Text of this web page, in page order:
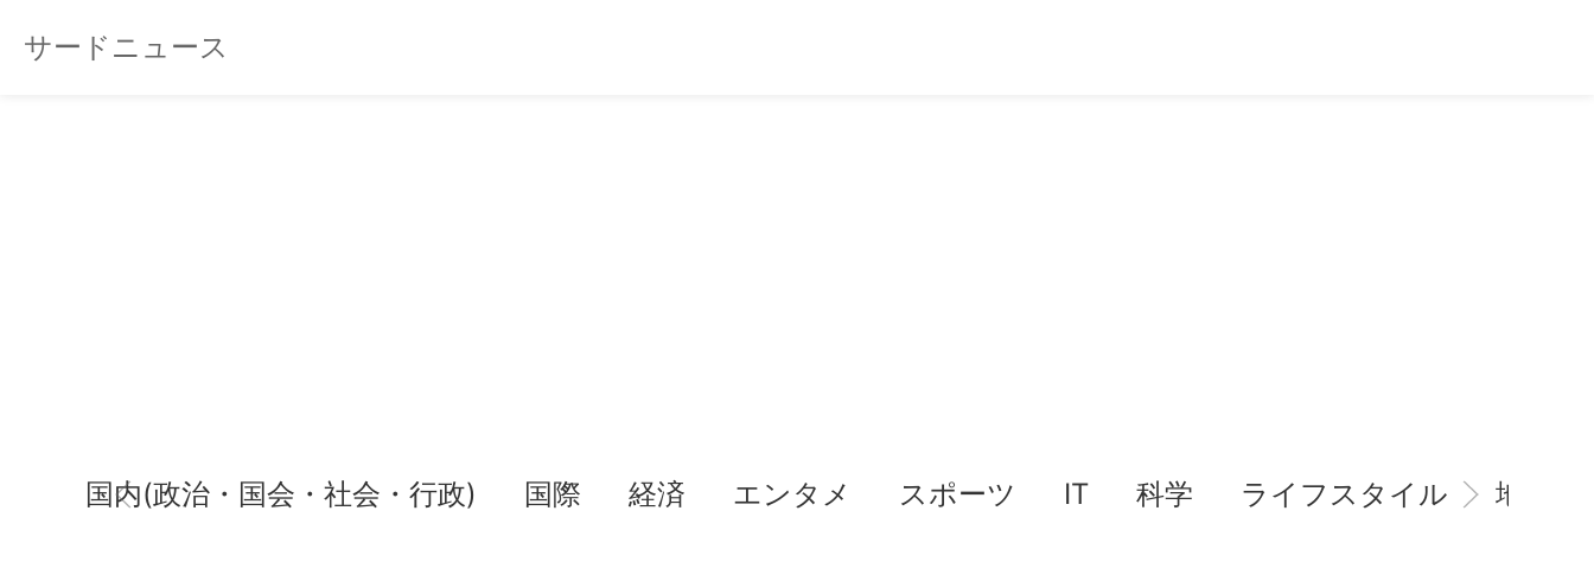
サードニュース
国内(政治・国会・社会・行政) 国際 経済 エンタメ スポーツ IT 科学 ライフスタイル 地域情